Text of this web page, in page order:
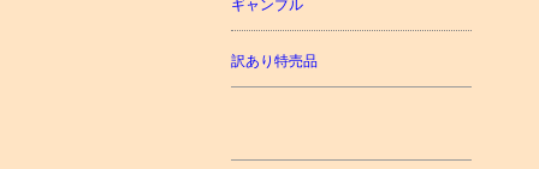
ギャンブル
訳あり特売品